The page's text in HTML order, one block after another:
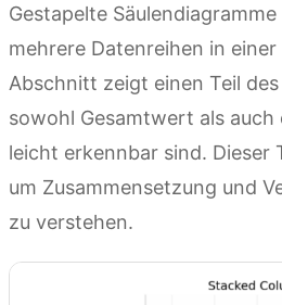
Gestapelte
mehrere Datenreihen in
Abschnitt zeigt einen Teil
sowohl Gesamtwert als auch
leicht erkennbar sind. Dieser
um Zusammensetzung und
zu verstehen.